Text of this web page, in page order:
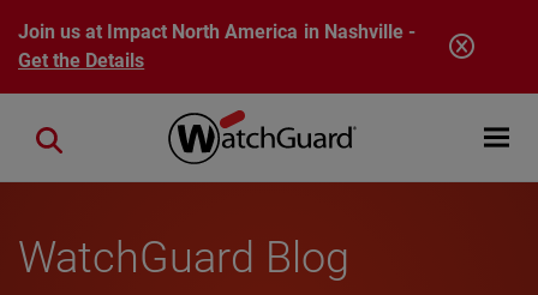
Skip to main content
Join us at Impact North America in Nashville -
Get the Details
Open
Close search
WatchGuard Blog